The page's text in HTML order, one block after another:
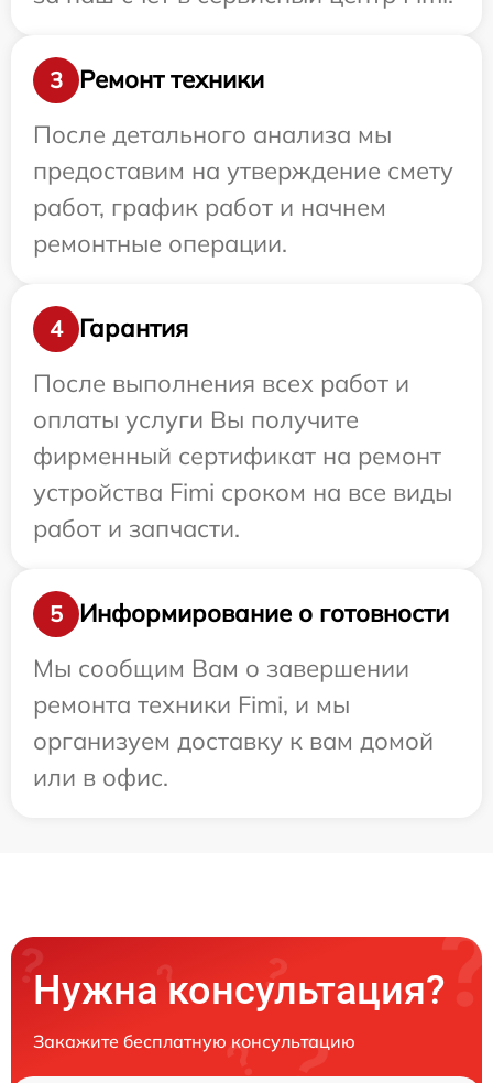
3
Ремонт техники
После детального анализа мы
предоставим на утверждение смету
работ, график работ и начнем
ремонтные операции.
4
Гарантия
После выполнения всех работ и
оплаты услуги Вы получите
фирменный сертификат на ремонт
устройства Fimi сроком на все виды
работ и запчасти.
5
Информирование о готовности
Мы сообщим Вам о завершении
ремонта техники Fimi, и мы
организуем доставку к вам домой
или в офис.
Нужна консультация?
Закажите бесплатную консультацию